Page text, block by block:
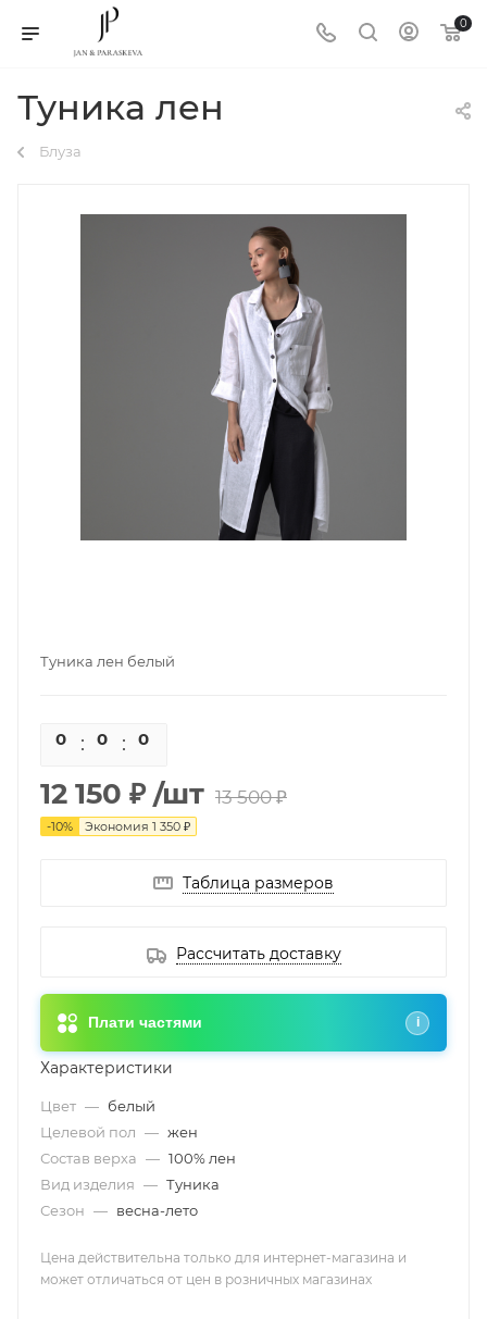
0
Туника лен
Блуза
Туника лен белый
0 0 0
12 150 ₽ /шт 13 500 ₽
-10% Экономия 1 350 ₽
Таблица размеров
Рассчитать доставку
Плати частями i
Характеристики
Цвет — белый
Целевой пол — жен
Состав верха — 100% лен
Вид изделия — Туника
Сезон — весна-лето
Цена действительна только для интернет-магазина и
может отличаться от цен в розничных магазинах